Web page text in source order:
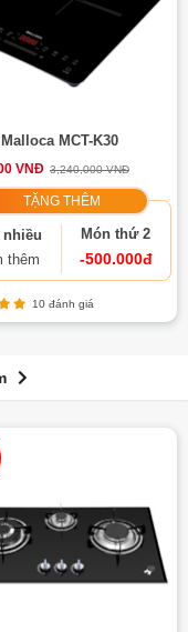
MCT-K30
VNĐ 3,240,000 VNĐ
TẶNG THÊM
nhiều
thêm
Món thứ 2
-500.000đ
10 đánh giá